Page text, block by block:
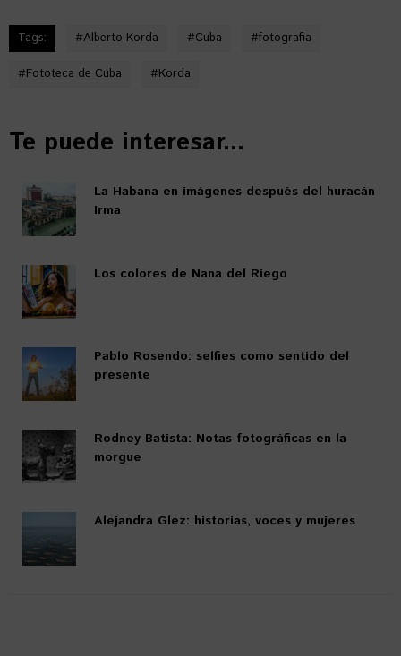
Tags: #Alberto Korda #Cuba #fotografia
#Fototeca de Cuba #Korda
Te puede interesar...
La Habana en imágenes después del huracán
Irma
Los colores de Nana del Riego
Pablo Rosendo: selfies como sentido del
presente
Rodney Batista: Notas fotográficas en la
morgue
Alejandra Glez: historias, voces y mujeres